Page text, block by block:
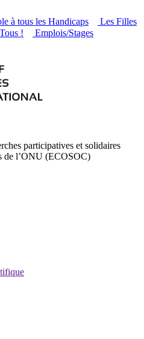
à tous les Handicaps
Les Filles
!
Emplois/Stages
participatives et solidaires
de l’ONU (ECOSOC)